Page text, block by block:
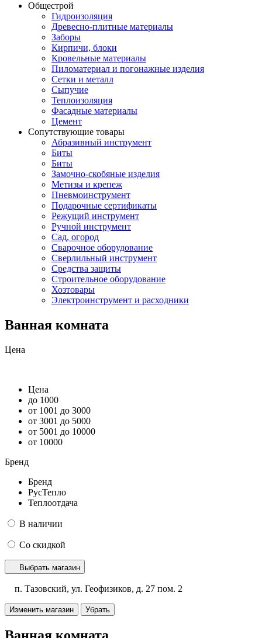
Общестрой
Гидроизоляция
Древесно-плитные материалы
Заборы
Кирпичи, блоки
Кровельные материалы
Пиломатериал и погонажные изделия
Сетки и металл
Сыпучие
Теплоизоляция
Фасадные материалы
Цемент
Сопутствующие товары
Абразивный инструмент
Биты
Биты
Замочно-скобяные изделия
Метизы и крепеж
Пневмоинструмент
Подарочные сертификаты
Режущий инструмент
Ручной инструмент
Сад, огород
Сварочное оборудование
Сверлильный инструмент
Средства защиты
Строительное оборудование
Хозтовары
Электроинструмент и расходники
Ванная комната
Цена
Цена
до 1000
от 1001 до 3000
от 3001 до 5000
от 5001 до 10000
от 10000
Бренд
Бренд
РусТепло
Теплоотдача
В наличии
Со скидкой
Выбрать магазин
п. Тазовский, ул. Геофизиков, д. 27 пом. 2
Изменить магазин Убрать
Ванная комната